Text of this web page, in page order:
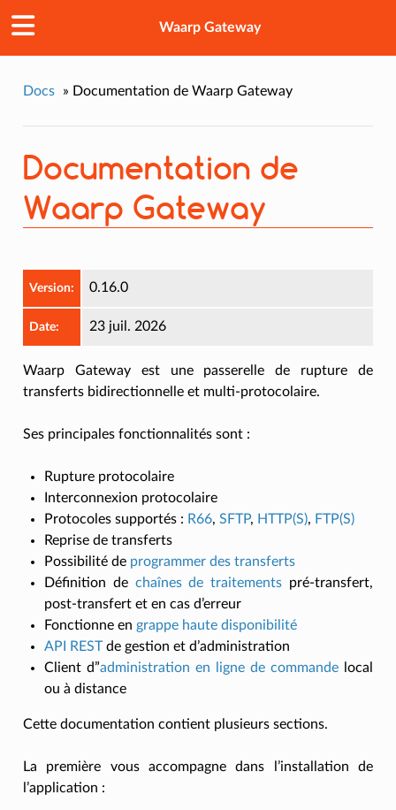
Waarp Gateway
Docs » Documentation de Waarp Gateway
Documentation de
Waarp Gateway
Version: 0.16.0
Date: 23 juil. 2026
Waarp Gateway est une passerelle de rupture de
transferts bidirectionnelle et multi-protocolaire.
Ses principales fonctionnalités sont :
Rupture protocolaire
Interconnexion protocolaire
Protocoles supportés : R66, SFTP, HTTP(S), FTP(S)
Reprise de transferts
Possibilité de programmer des transferts
Définition de chaînes de traitements pré-transfert,
post-transfert et en cas d’erreur
Fonctionne en grappe haute disponibilité
API RESTde gestion et d’administration
Client d”administration en ligne de commande local
ou à distance
Cette documentation contient plusieurs sections.
La première vous accompagne dans l’installation de
l’application :